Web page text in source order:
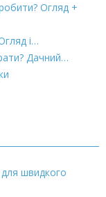
Огляд +
і…
Дачний…
для швидкого